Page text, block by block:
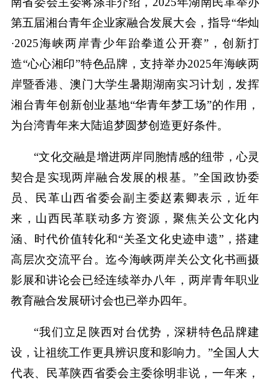
第五届湘台青年企业家融合发展大会，指导“华灿
·2025海峡两岸青少年跆拳道公开赛”，创新打
造“心心湘印”特色品牌，支持举办2025年海峡两
岸暨香港、澳门大学生暑期湖南实习计划，发挥
湘台青年创新创业基地“华青年梦工场”的作用，
为台湾青年来大陆追梦圆梦创造更好条件。
“文化交融是增进两岸同胞情感的纽带，心灵
契合是实现两岸融合发展的根基。”全国政协委
员、民革山西省委会副主委赵素卿表示，近年
来，山西民革联动多方资源，聚焦关公文化内
涵、时代价值转化和“关圣文化史迹申遗”，搭建
高层次交流平台。迄今海峡两岸关公文化书画摄
影展和讲论会已经连续举办八年，两岸青年职业
教育融合发展研讨会也已举办四年。
“我们立足陕西对台优势，深耕特色品牌建
设，让祖统工作更具辨识度和影响力。”全国人大
代表、民革陕西省委会主委徐明非说，一年来，